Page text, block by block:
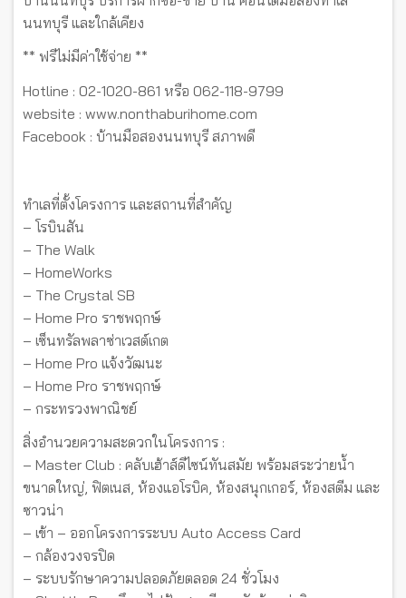
นนทบุรี และใกล้เคียง
** ฟรีไม่มีค่าใช้จ่าย **
Hotline : 02-1020-861 หรือ 062-118-9799
website : www.nonthaburihome.com
Facebook : บ้านมือสองนนทบุรี สภาพดี
ทำเลที่ตั้งโครงการ และสถานที่สำคัญ
– โรบินสัน
– The Walk
– HomeWorks
– The Crystal SB
– Home Pro ราชพฤกษ์
– เซ็นทรัลพลาซ่าเวสต์เกต
– Home Pro แจ้งวัฒนะ
– Home Pro ราชพฤกษ์
– กระทรวงพาณิชย์
สิ่งอำนวยความสะดวกในโครงการ :
– Master Club : คลับเฮ้าส์ดีไซน์ทันสมัย พร้อมสระว่ายน้ำ
ขนาดใหญ่, ฟิตเนส, ห้องแอโรบิค, ห้องสนุกเกอร์, ห้องสตีม และ
ซาวน่า
– เข้า – ออกโครงการระบบ Auto Access Card
– กล้องวงจรปิด
– ระบบรักษาความปลอดภัยตลอด 24 ชั่วโมง